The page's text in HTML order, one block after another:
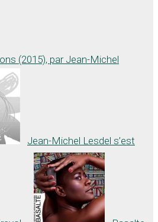
(2015), par Jean-Michel
Jean-Michel Lesdel s’est